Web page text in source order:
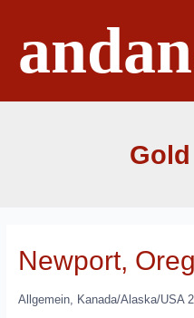
springen
Newport,
Allgemein, Kanada/Alaska/USA